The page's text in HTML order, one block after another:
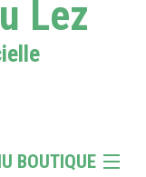
Lez
BOUTIQUE